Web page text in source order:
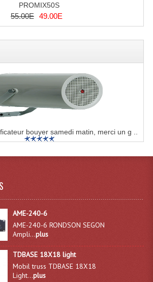
D'interprétation Simultanée
Sonorisation Securité EN-54
Système Boucle Magnétique
Structures, Pieds, Ponts...
AG20 Structure Contest
AG29 Structure Contest
DECOTRI Structure Contest
DUO Structure Contest
Structure ASD SX290
Angles Structure ASD SZ 290
PROMIX50S
55.00E 49.00E
bouyer samedi matin, merci un g ..
AME-240-6
AME-240-6 RONDSON SEGON
Ampli...plus
TDBASE 18X18 light
Mobil truss TDBASE 18X18
Light...plus